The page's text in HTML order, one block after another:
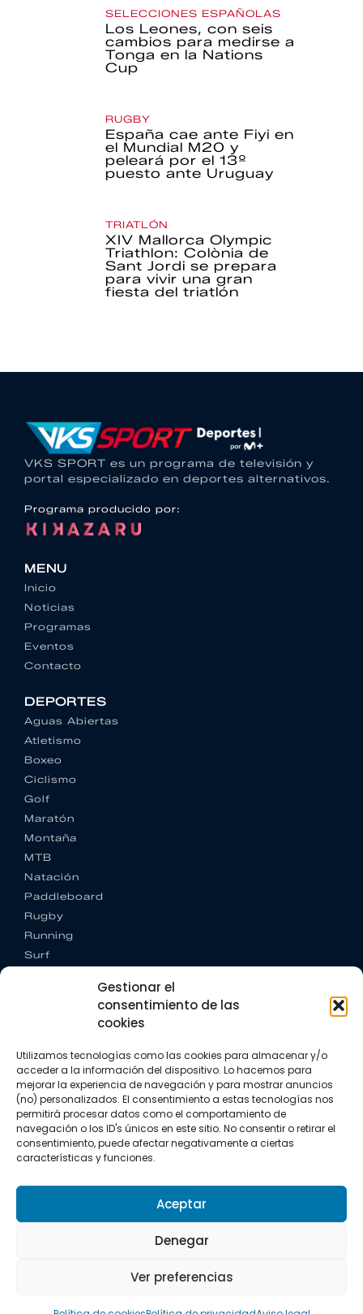
Gestionar el
consentimiento de las
cookies
Utilizamos tecnologías como las cookies para almacenar y/o
acceder a la información del dispositivo. Lo hacemos para
mejorar la experiencia de navegación y para mostrar anuncios
(no) personalizados. El consentimiento a estas tecnologías nos
permitirá procesar datos como el comportamiento de
navegación o los ID's únicos en este sitio. No consentir o retirar el
consentimiento, puede afectar negativamente a ciertas
características y funciones.
Aceptar
Denegar
Ver preferencias
SELECCIONES ESPAÑOLAS
Los Leones, con seis
cambios para medirse a
Tonga en la Nations
Cup
RUGBY
España cae ante Fiyi en
el Mundial M20 y
peleará por el 13º
puesto ante Uruguay
TRIATLÓN
XIV Mallorca Olympic
Triathlon: Colònia de
Sant Jordi se prepara
para vivir una gran
fiesta del triatlón
VKS SPORT es un programa de televisión y
portal especializado en deportes alternativos.
Programa producido por:
MENU
Inicio
Noticias
Programas
Eventos
Contacto
DEPORTES
Aguas Abiertas
Atletismo
Boxeo
Ciclismo
Golf
Maratón
Montaña
MTB
Natación
Paddleboard
Rugby
Running
Surf
CONTACTO
+34 662 342 177
info@vkssport.com
SÍGUENOS
Política de privacidad
Política de cookies
Todos los derechos resevados.